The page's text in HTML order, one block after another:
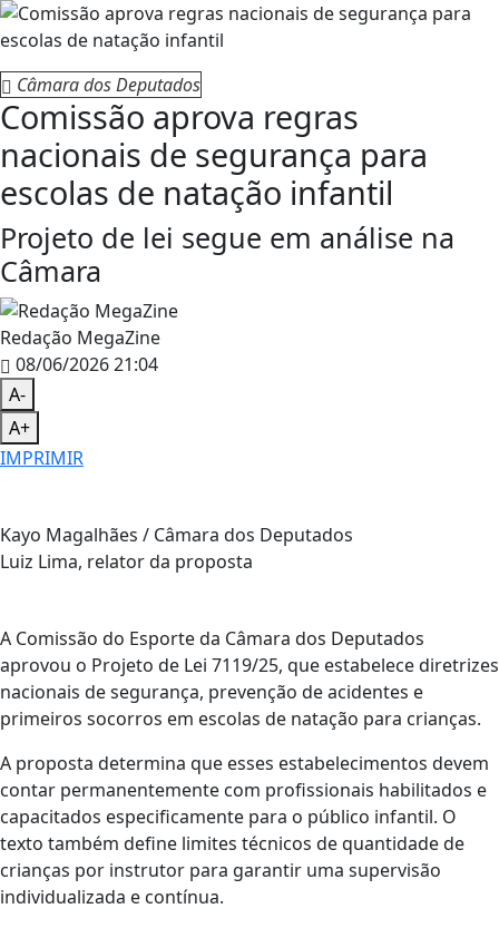
Câmara dos Deputados
Comissão aprova regras
nacionais de segurança para
escolas de natação infantil
Projeto de lei segue em análise na
Câmara
Redação MegaZine
08/06/2026 21:04
A-
A+
IMPRIMIR
Kayo Magalhães / Câmara dos Deputados
Luiz Lima, relator da proposta
A Comissão do Esporte da Câmara dos Deputados
aprovou o Projeto de Lei 7119/25, que estabelece diretrizes
nacionais de segurança, prevenção de acidentes e
primeiros socorros em escolas de natação para crianças.
A proposta determina que esses estabelecimentos devem
contar permanentemente com profissionais habilitados e
capacitados especificamente para o público infantil. O
texto também define limites técnicos de quantidade de
crianças por instrutor para garantir uma supervisão
individualizada e contínua.